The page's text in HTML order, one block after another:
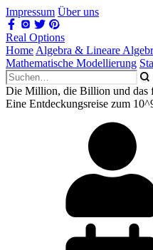
Impressum Über uns
Real Options
Home Algebra & Lineare
Mathematische Modellierung
Die Million, die Billion und das
Eine Entdeckungsreise zum